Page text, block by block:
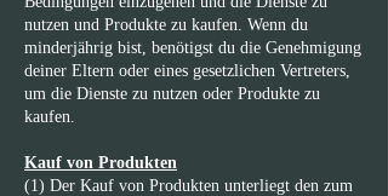
nutzen und Produkte zu kaufen. Wenn du
minderjährig bist, benötigst du die Genehmigung
deiner Eltern oder eines gesetzlichen Vertreters,
um die Dienste zu nutzen oder Produkte zu
kaufen.
Kauf von Produkten
(1) Der Kauf von Produkten unterliegt den zum